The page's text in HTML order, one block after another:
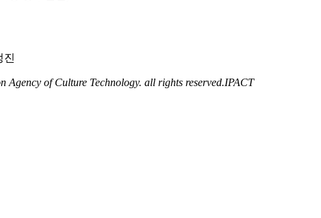
진
Agency of Culture Technology. all rights reserved.IPACT